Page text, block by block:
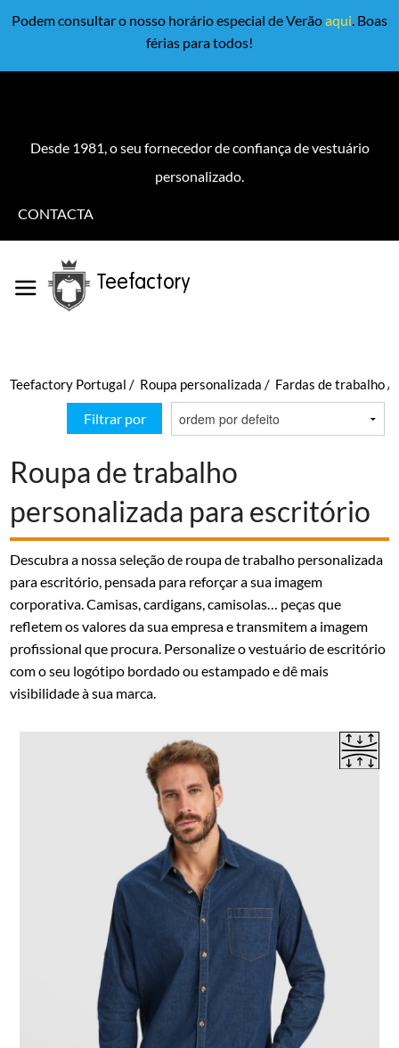
Podem consultar o nosso horário especial de Verãoaqui. Boas
férias para todos!
Desde 1981, o seu fornecedor de confiança de vestuário
personalizado.
CONTACTA
Teefactory
Teefactory Portugal Roupa personalizada Fardas de trabalho
Filtrar por
Roupa de trabalho
personalizada para escritório
Descubra a nossa seleção de roupa de trabalho personalizada
para escritório, pensada para reforçar a sua imagem
corporativa. Camisas, cardigans, camisolas… peças que
refletem os valores da sua empresa e transmitem a imagem
profissional que procura. Personalize o vestuário de escritório
com o seu logótipo bordado ou estampado e dê mais
visibilidade à sua marca.